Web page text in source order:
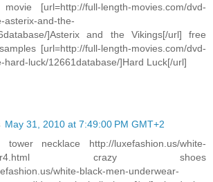
[url=http://full-length-movies.com/dvd-
asterix-and-the-
]Asterix and the Vikings[/url] free
[url=http://full-length-movies.com/dvd-
hard-luck/12661database/]Hard Luck[/url]
May 31, 2010 at 7:49:00 PM GMT+2
necklace http://luxefashion.us/white-
color4.html crazy shoes
white-black-men-underwear-